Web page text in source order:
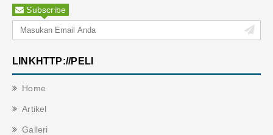
Subscribe
LINKHTTP://PELI
Home
Artikel
Galleri